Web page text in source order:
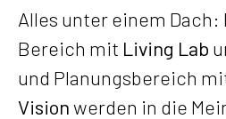
Alles unter einem Dach:
Bereich mit Living Lab
und Planungsbereich
Visionwerden in die